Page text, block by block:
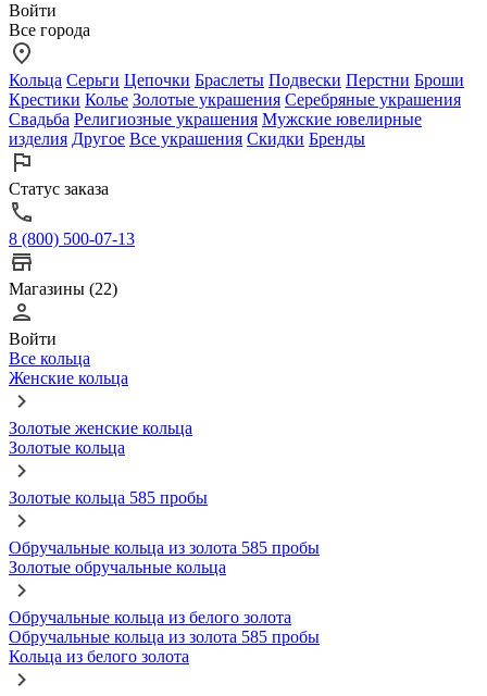
Войти
Все города
Кольца Серьги Цепочки Браслеты Подвески Перстни Броши
Крестики Колье Золотые украшения Серебряные украшения
Свадьба Религиозные украшения Мужские ювелирные
изделия Другое Все украшения Скидки Бренды
Статус заказа
8 (800) 500-07-13
Магазины (22)
Войти
Все кольца
Женские кольца
Золотые женские кольца
Золотые кольца
Золотые кольца 585 пробы
Обручальные кольца из золота 585 пробы
Золотые обручальные кольца
Обручальные кольца из белого золота
Обручальные кольца из золота 585 пробы
Кольца из белого золота